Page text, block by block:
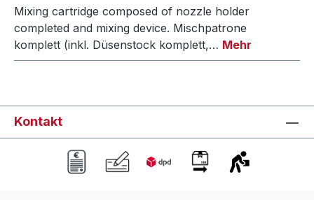
Mixing cartridge composed of nozzle holder
completed and mixing device. Mischpatrone
komplett (inkl. Düsenstock komplett,… Mehr
Kontakt